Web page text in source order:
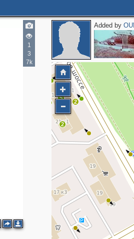
1
3
7k
Added by
5
2
2